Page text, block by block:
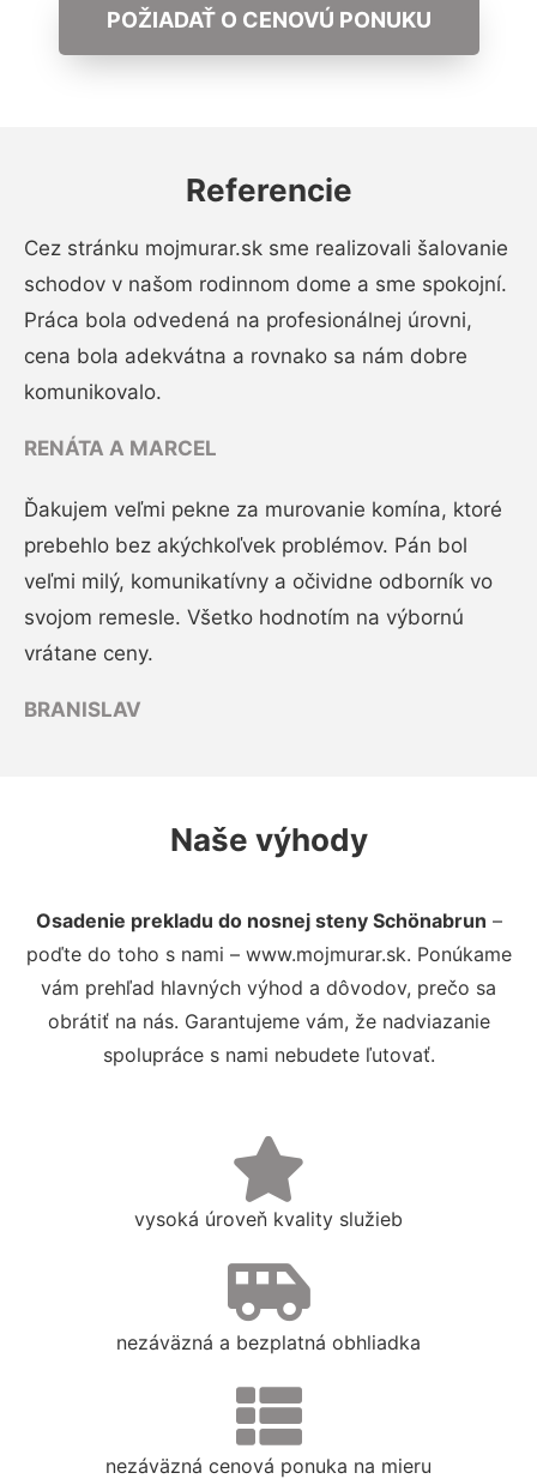
POŽIADAŤ O CENOVÚ PONUKU
Referencie
Cez stránku mojmurar.sk sme realizovali šalovanie
schodov v našom rodinnom dome a sme spokojní.
Práca bola odvedená na profesionálnej úrovni,
cena bola adekvátna a rovnako sa nám dobre
komunikovalo.
RENÁTA A MARCEL
Ďakujem veľmi pekne za murovanie komína, ktoré
prebehlo bez akýchkoľvek problémov. Pán bol
veľmi milý, komunikatívny a očividne odborník vo
svojom remesle. Všetko hodnotím na výbornú
vrátane ceny.
BRANISLAV
Naše výhody
Osadenie prekladu do nosnej steny Schönabrun –
poďte do toho s nami – www.mojmurar.sk. Ponúkame
vám prehľad hlavných výhod a dôvodov, prečo sa
obrátiť na nás. Garantujeme vám, že nadviazanie
spolupráce s nami nebudete ľutovať.
vysoká úroveň kvality služieb
nezáväzná a bezplatná obhliadka
nezáväzná cenová ponuka na mieru